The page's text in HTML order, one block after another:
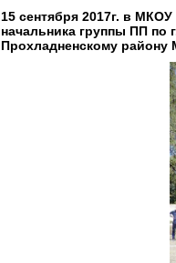
15 сентября 2017г. в
начальника группы ПП по
Прохладненскому району